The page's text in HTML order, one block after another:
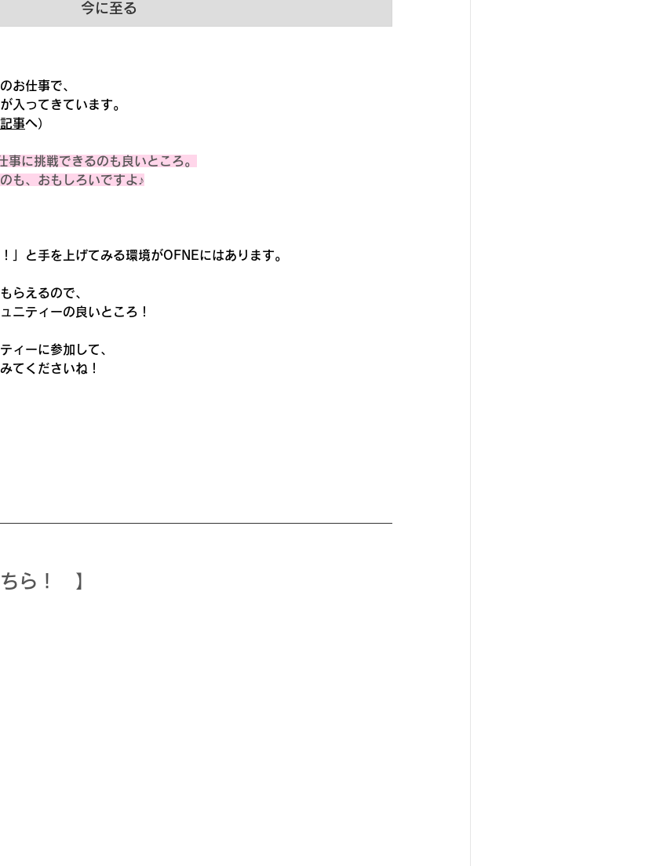
今に至る
お仕事で、
入ってきています。
事へ）
に挑戦できるのも良いところ。
も、おもしろいですよ♪
」と手を上げてみる環境がOFNEにはあります。
らえるので、
ニティーの良いところ！
ィーに参加して、
てくださいね！
ら！　】